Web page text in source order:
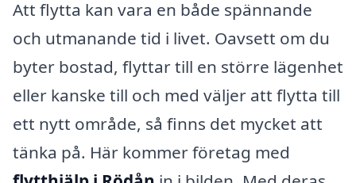
Att flytta kan vara en både spännande
och utmanande tid i livet. Oavsett om du
byter bostad, flyttar till en större lägenhet
eller kanske till och med väljer att flytta till
ett nytt område, så finns det mycket att
tänka på. Här kommer företag med